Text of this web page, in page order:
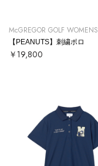
McGREGOR GOLF WOMENS
【PEANUTS】刺繍ポロ
￥19,800